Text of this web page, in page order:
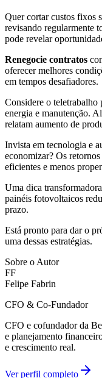
Quer cortar custos fixos
revisando regularmente
pode revelar
Renegocie contratos
oferecer melhores
em tempos desafiadores.
Considere o teletrabalho
energia e manutenção.
relatam aumento de
Invista em tecnologia e
economizar? Os
eficientes e menos
Uma dica
painéis fotovoltaicos
prazo.
Está pronto para dar o
uma dessas estratégias.
Sobre o Autor
FF
Felipe Fabrin
CFO & Co-Fundador
CFO e cofundador da
e planejamento
e crescimento real.
Ver perfil completo